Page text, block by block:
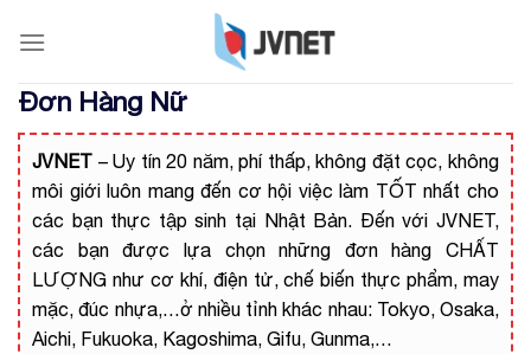
Đơn Hàng Nữ
JVNET – Uy tín 20 năm, phí thấp, không đặt cọc, không
môi giới luôn mang đến cơ hội việc làm TỐT nhất cho
các bạn thực tập sinh tại Nhật Bản. Đến với JVNET,
các bạn được lựa chọn những đơn hàng CHẤT
LƯỢNG như cơ khí, điện tử, chế biến thực phẩm, may
mặc, đúc nhựa,…ở nhiều tỉnh khác nhau: Tokyo, Osaka,
Aichi, Fukuoka, Kagoshima, Gifu, Gunma,…